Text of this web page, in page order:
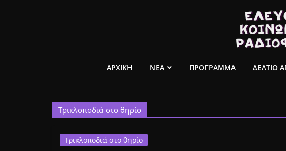
ελεύθερο
κοινωνικό
ραδιόφωνο
ΑΡΧΙΚΗ ΝΕΑ ΠΡΟΓΡΑΜΜΑ ΔΕΛΤΙΟ
Τρικλοποδιά στο θηρίο
Τρικλοποδιά στο θηρίο